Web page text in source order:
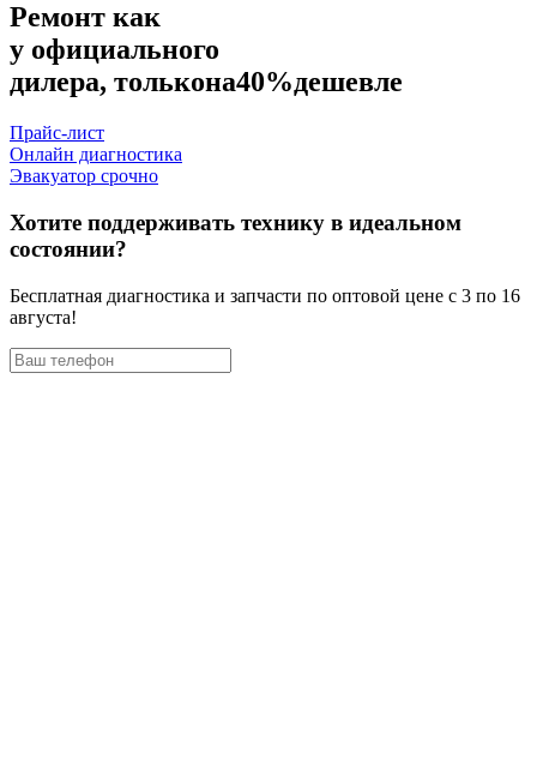
Ремонт как
у официального
дилера, толькона40%дешевле
Прайс-лист
Онлайн диагностика
Эвакуатор срочно
Хотите поддерживать технику в идеальном
состоянии?
Бесплатная диагностика и запчасти по оптовой цене с 3 по 16
августа!